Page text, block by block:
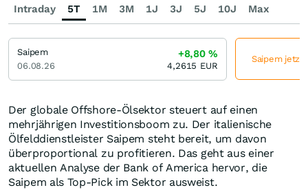
Der globale Offshore-Ölsektor steuert auf einen
mehrjährigen Investitionsboom zu. Der italienische
Ölfelddienstleister Saipem steht bereit, um davon
überproportional zu profitieren. Das geht aus einer
aktuellen Analyse der Bank of America hervor, die
Saipem als Top-Pick im Sektor ausweist.
Intraday 5T 1M 3M 1J 3J 5J 10J Max
Saipem
06.08.26
+8,80%
4,2615 EUR
Saipem jetzt